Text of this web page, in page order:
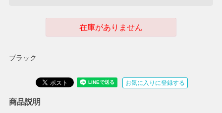
ブラック
在庫がありません
お気に入りに登録する
商品説明